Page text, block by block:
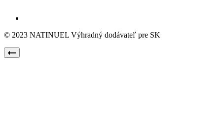
© 2023 NATINUEL Výhradný dodávateľ pre SK